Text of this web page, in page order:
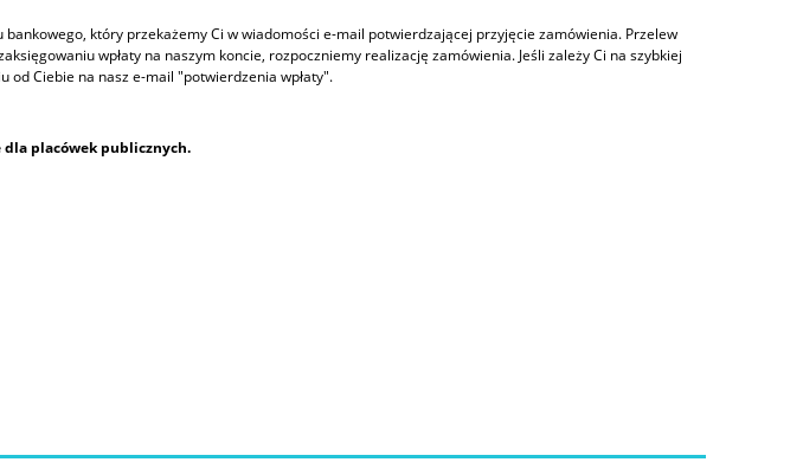
który przekażemy Ci w wiadomości e-mail potwierdzającej przyjęcie zamówienia. Przelew
wpłaty na naszym koncie, rozpoczniemy realizację zamówienia. Jeśli zależy Ci na szybkiej
Ciebie na nasz e-mail "potwierdzenia wpłaty".
dla placówek publicznych.